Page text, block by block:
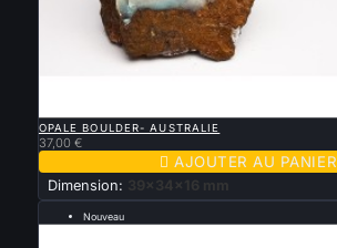
OPALE BOULDER- AUSTRALIE
37,00 €
 AJOUTER AU PANIER
Dimension: 39x34x16 mm
Nouveau